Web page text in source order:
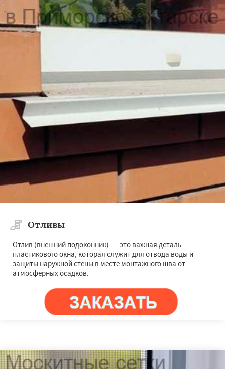
Отливы
Отлив (внешний подоконник) — это важная деталь
пластикового окна, которая служит для отвода воды и
защиты наружной стены в месте монтажного шва от
атмосферных осадков.